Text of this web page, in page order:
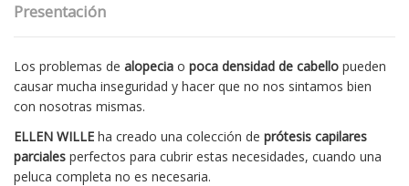
Presentación
Los problemas de alopecia o poca densidad de cabello pueden
causar mucha inseguridad y hacer que no nos sintamos bien
con nosotras mismas.
ELLEN WILLE ha creado una colección de prótesis capilares
parciales perfectos para cubrir estas necesidades, cuando una
peluca completa no es necesaria.